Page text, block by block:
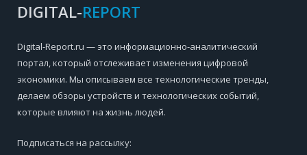
DIGITAL-REPORT
Digital-Report.ru — это информационно-аналитический
портал, который отслеживает изменения цифровой
экономики. Мы описываем все технологические тренды,
делаем обзоры устройств и технологических событий,
которые влияют на жизнь людей.
Подписаться на рассылку: